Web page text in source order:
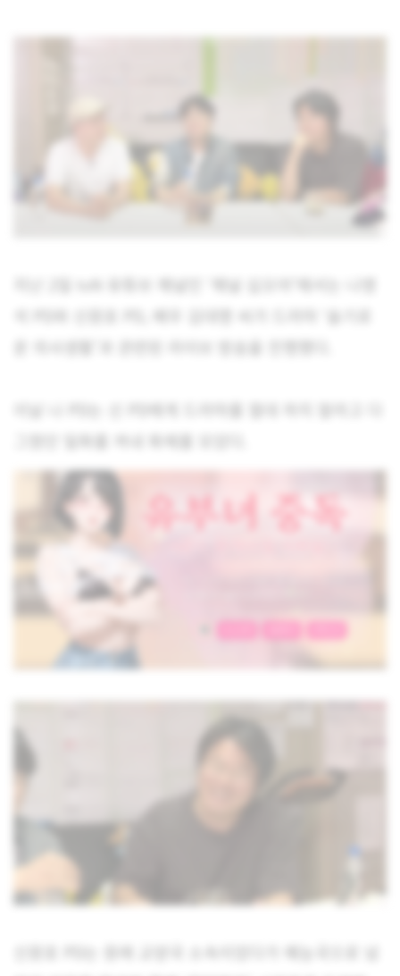
지난 2일 tvN 유튜브 채널인 ‘채널 십오야’에서는 나영
석 PD와 신원호 PD, 배우 김대명 씨가 드라마 ‘슬기로
운 의사생활’과 관련된 라이브 방송을 진행했다.
이날 나 PD는 신 PD에게 드라마를 절대 하지 말라고 다
그쳤던 일화를 꺼내 화제를 모았다.
신원호 PD는 원래 교양국 소속이었다가 예능국으로 넘